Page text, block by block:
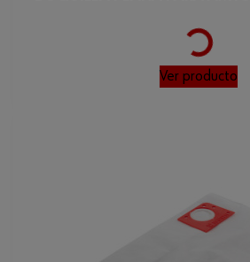
Loading...
Ver producto